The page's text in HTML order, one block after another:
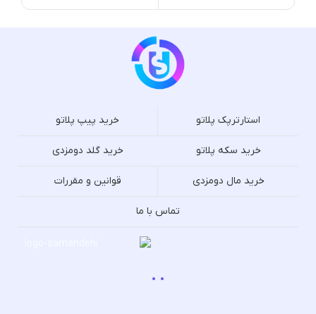
استارترپک پلاتو خرید پیپ پلاتو
خرید سکه پلاتو خرید گلد دومزدی
خرید مال دومزدی قوانین و مقررات
تماس با ما